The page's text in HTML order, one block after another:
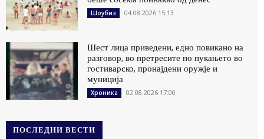
Шоубиз 04.08.2026 15:13
Шест лица приведени, едно повикано на
разговор, во претресите по пукањето во
гостиварско, пронајдени оружје и
муниција
Хроника 02.08.2026 17:00
ПОСЛЕДНИ ВЕСТИ